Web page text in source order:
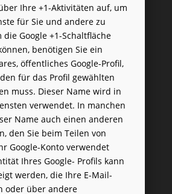
Ihre +1-Aktivitäten auf, um
für Sie und andere zu
die Google +1-Schaltfläche
benötigen Sie ein
öffentliches Google-Profil,
für das Profil gewählten
muss. Dieser Name wird in
verwendet. In manchen
Name auch einen anderen
den Sie beim Teilen von
Google-Konto verwendet
Ihres Google- Profils kann
werden, die Ihre E-Mail-
oder über andere